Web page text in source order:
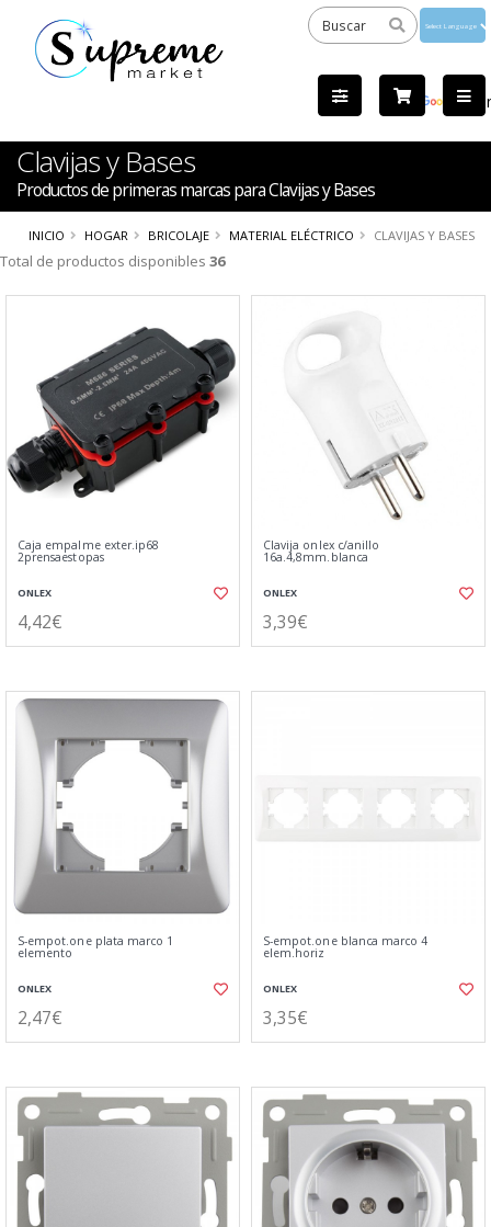
by
Clavijas y Bases
Productos de primeras marcas para Clavijas y Bases
INICIO HOGAR BRICOLAJE MATERIAL ELÉCTRICO CLAVIJAS Y BASES
Total de productos disponibles 36
Caja empalme exter.ip68
2prensaestopas
ONLEX
4,42€
Clavija onlex c/anillo
16a.4,8mm.blanca
ONLEX
3,39€
S-empot.one plata marco 1
elemento
ONLEX
2,47€
S-empot.one blanca marco 4
elem.horiz
ONLEX
3,35€